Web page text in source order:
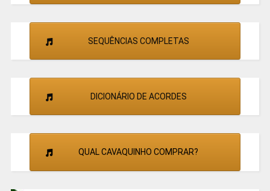
SEQUÊNCIAS COMPLETAS
DICIONÁRIO DE ACORDES
QUAL CAVAQUINHO COMPRAR?